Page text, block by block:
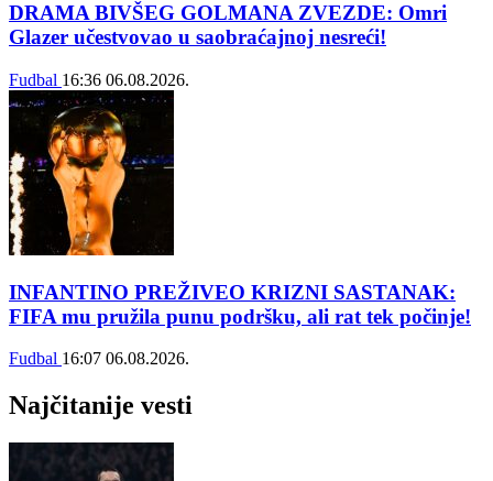
DRAMA BIVŠEG GOLMANA ZVEZDE: Omri
Glazer učestvovao u saobraćajnoj nesreći!
Fudbal 16:36 06.08.2026.
INFANTINO PREŽIVEO KRIZNI SASTANAK:
FIFA mu pružila punu podršku, ali rat tek počinje!
Fudbal 16:07 06.08.2026.
Najčitanije vesti